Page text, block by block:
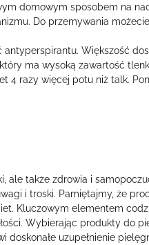
domowym sposobem na
Do przemywania
Większość
ma wysoką zawartość
4 razy więcej potu niż talk.
ale także zdrowia i
i troski. Pamiętajmy, że
Kluczowym elementem
Wybierając produkty do
uzupełnienie